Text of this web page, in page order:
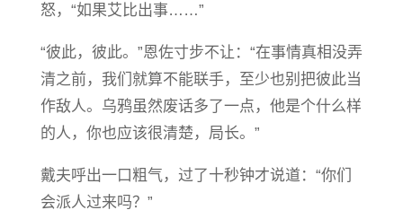
怒，“如果艾比出事……”
“彼此，彼此。”恩佐寸步不让：“在事情真相没弄
清之前，我们就算不能联手，至少也别把彼此当
作敌人。乌鸦虽然废话多了一点，他是个什么样
的人，你也应该很清楚，局长。”
戴夫呼出一口粗气，过了十秒钟才说道：“你们
会派人过来吗？”